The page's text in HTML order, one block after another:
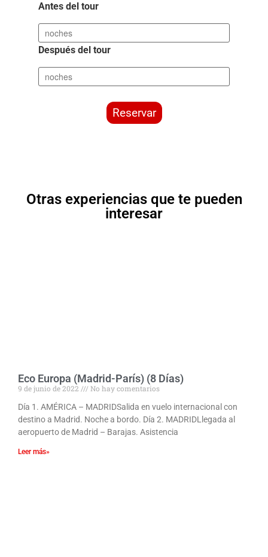
Antes del tour
Después del tour
Reservar
Otras experiencias que te pueden
interesar
Eco Europa (Madrid-París) (8 Días)
9 de junio de 2022
No hay comentarios
Día 1. AMÉRICA – MADRIDSalida en vuelo internacional con
destino a Madrid. Noche a bordo. Día 2. MADRIDLlegada al
aeropuerto de Madrid – Barajas. Asistencia
Leer más»